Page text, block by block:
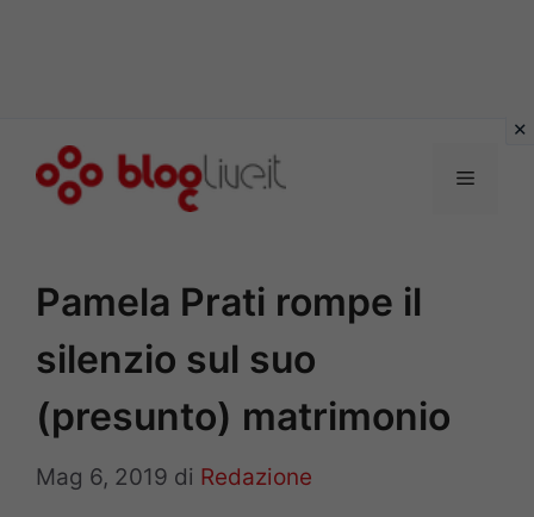
Menu
Pamela Prati rompe il
silenzio sul suo
(presunto) matrimonio
Mag 6, 2019 di Redazione